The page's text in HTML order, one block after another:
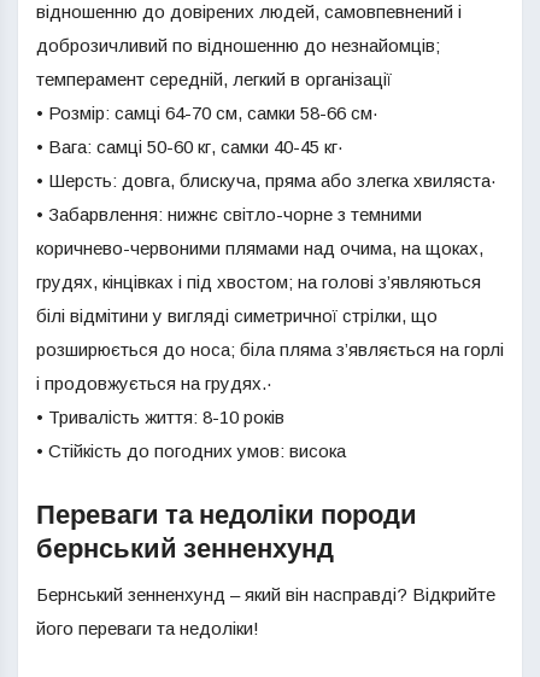
відношенню до довірених людей, самовпевнений і
доброзичливий по відношенню до незнайомців;
темперамент середній, легкий в організації
• Розмір: самці 64-70 см, самки 58-66 см·
• Вага: самці 50-60 кг, самки 40-45 кг·
• Шерсть: довга, блискуча, пряма або злегка хвиляста·
• Забарвлення: нижнє світло-чорне з темними
коричнево-червоними плямами над очима, на щоках,
грудях, кінцівках і під хвостом; на голові з’являються
білі відмітини у вигляді симетричної стрілки, що
розширюється до носа; біла пляма з’являється на горлі
і продовжується на грудях.·
• Тривалість життя: 8-10 років
• Стійкість до погодних умов: висока
Переваги та недоліки породи
бернський зенненхунд
Бернський зенненхунд – який він насправді? Відкрийте
його переваги та недоліки!